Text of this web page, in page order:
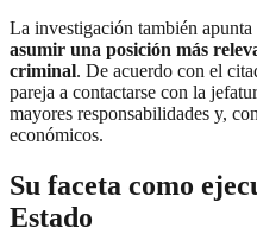
La investigación también apunta
asumir una posición más
criminal. De acuerdo con el
pareja a contactarse con la
mayores responsabilidades y,
económicos.
Su faceta como
Estado